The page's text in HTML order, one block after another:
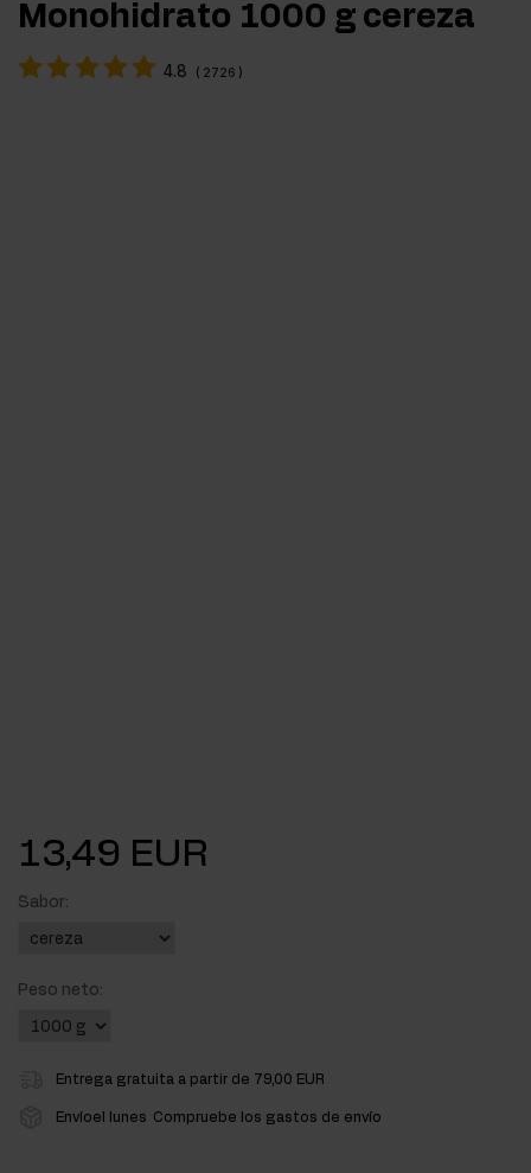
Monohidrato 1000 g cereza
4.8 ( 2726 )
13,49 EUR
Sabor:
Peso neto:
Entrega gratuita a partir de 79,00 EUR
Envíoel lunes Compruebe los gastos de envío